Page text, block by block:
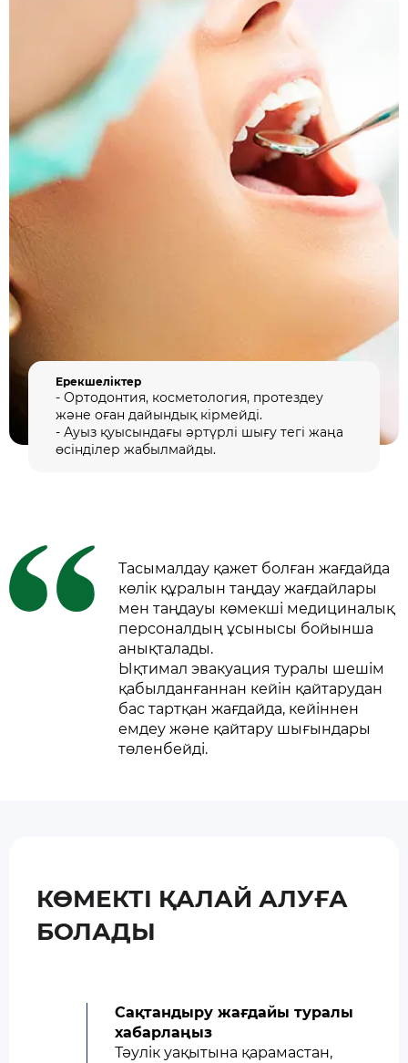
Ерекшеліктер
- Ортодонтия, косметология, протездеу
және оған дайындық кірмейді.
- Ауыз қуысындағы әртүрлі шығу тегі жаңа
өсінділер жабылмайды.
Тасымалдау қажет болған жағдайда
көлік құралын таңдау жағдайлары
мен таңдауы көмекші медициналық
персоналдың ұсынысы бойынша
анықталады.
Ықтимал эвакуация туралы шешім
қабылданғаннан кейін қайтарудан
бас тартқан жағдайда, кейіннен
емдеу және қайтару шығындары
төленбейді.
КӨМЕКТІ ҚАЛАЙ АЛУҒА
БОЛАДЫ
Сақтандыру жағдайы туралы
хабарлаңыз
Тәулік уақытына қарамастан,